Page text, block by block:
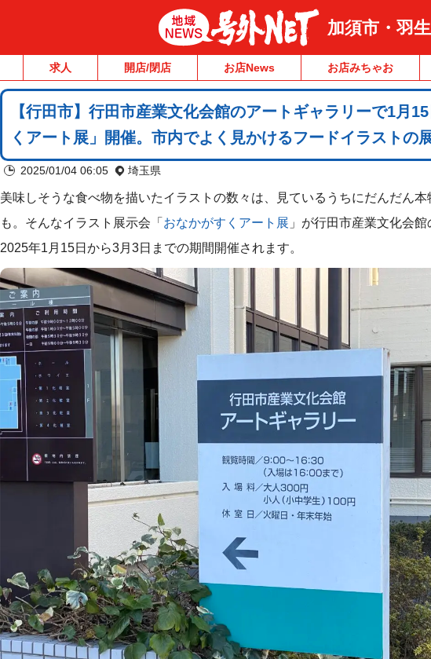
加須市・羽
求人 開店/閉店 お店News お店みちゃお
【行田市】行田市産業文化会館のアートギャラリーで1月
くアート展」開催。市内でよく見かけるフードイラストの
2025/01/04 06:05 埼玉県
美味しそうな食べ物を描いたイラストの数々は、見ているうちにだんだん
も。そんなイラスト展示会「おなかがすくアート展 」が行田市産業文化会
2025年1月15日から3月3日までの期間開催されます。